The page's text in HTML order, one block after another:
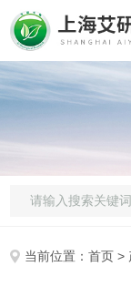
当前位置：首页 >